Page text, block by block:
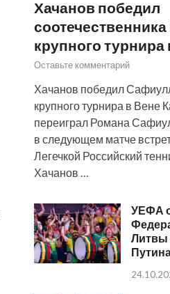
Хачанов победил
соотечественника
крупного турнира
Оставьте комментарий
Хачанов победил
крупного турнира в Вене
переиграл Романа
в следующем матче
Легечкой Российский
Хачанов …
УЕФА
Литвы